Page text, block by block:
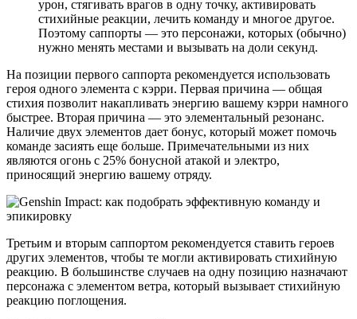
урон, стягивать врагов в одну точку, активировать
стихийные реакции, лечить команду и многое другое.
Поэтому саппорты — это персонажи, которых (обычно)
нужно менять местами и вызывать на доли секунд.
На позиции первого саппорта рекомендуется использовать
героя одного элемента с кэрри. Первая причина — общая
стихия позволит накапливать энергию вашему кэрри намного
быстрее. Вторая причина — это элементальный резонанс.
Наличие двух элементов дает бонус, который может помочь
команде засиять еще больше. Примечательными из них
являются огонь с 25% бонусной атакой и электро,
приносящий энергию вашему отряду.
Третьим и вторым саппортом рекомендуется ставить героев
других элементов, чтобы те могли активировать стихийную
реакцию. В большинстве случаев на одну позицию назначают
персонажа с элементом ветра, который вызывает стихийную
реакцию поглощения.